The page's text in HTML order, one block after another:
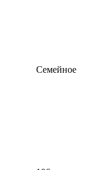
Семейное